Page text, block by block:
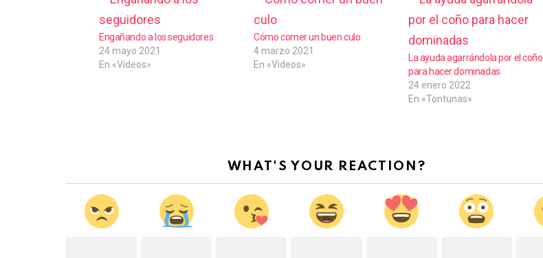
d
o
Engañando a los seguidores
24 mayo 2021
En «Videos»
Cómo comer un buen culo
4 marzo 2021
En «Videos»
La ayuda agarrándola por el coño
para hacer dominadas
24 enero 2022
En «Tontunas»
WHAT'S YOUR REACTION?